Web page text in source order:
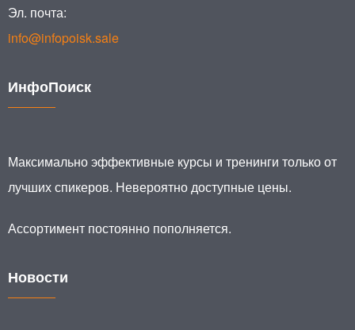
Эл. почта:
info@infopoisk.sale
ИнфоПоиск
Максимально эффективные курсы и тренинги только от
лучших спикеров. Невероятно доступные цены.
Ассортимент постоянно пополняется.
Новости